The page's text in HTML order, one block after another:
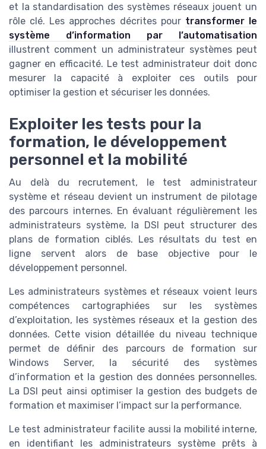
et la standardisation des systèmes réseaux jouent un
rôle clé. Les approches décrites pour transformer le
système d’information par l’automatisation
illustrent comment un administrateur systèmes peut
gagner en efficacité. Le test administrateur doit donc
mesurer la capacité à exploiter ces outils pour
optimiser la gestion et sécuriser les données.
Exploiter les tests pour la
formation, le développement
personnel et la mobilité
Au delà du recrutement, le test administrateur
système et réseau devient un instrument de pilotage
des parcours internes. En évaluant régulièrement les
administrateurs système, la DSI peut structurer des
plans de formation ciblés. Les résultats du test en
ligne servent alors de base objective pour le
développement personnel.
Les administrateurs systèmes et réseaux voient leurs
compétences cartographiées sur les systèmes
d’exploitation, les systèmes réseaux et la gestion des
données. Cette vision détaillée du niveau technique
permet de définir des parcours de formation sur
Windows Server, la sécurité des systèmes
d’information et la gestion des données personnelles.
La DSI peut ainsi optimiser la gestion des budgets de
formation et maximiser l’impact sur la performance.
Le test administrateur facilite aussi la mobilité interne,
en identifiant les administrateurs système prêts à